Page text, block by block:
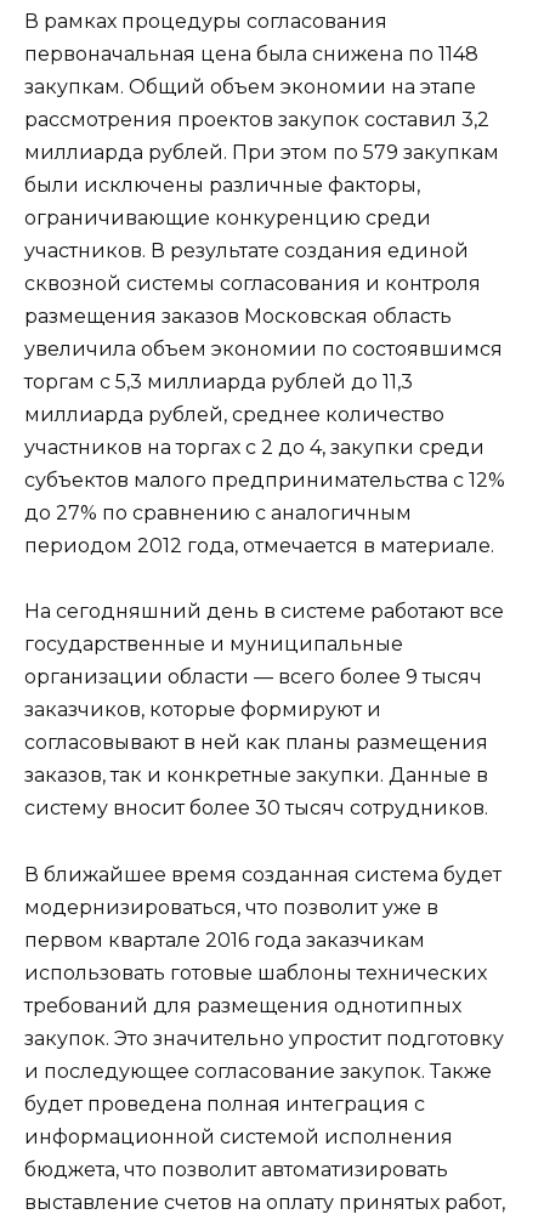
В рамках процедуры согласования
первоначальная цена была снижена по 1148
закупкам. Общий объем экономии на этапе
рассмотрения проектов закупок составил 3,2
миллиарда рублей. При этом по 579 закупкам
были исключены различные факторы,
ограничивающие конкуренцию среди
участников. В результате создания единой
сквозной системы согласования и контроля
размещения заказов Московская область
увеличила объем экономии по состоявшимся
торгам с 5,3 миллиарда рублей до 11,3
миллиарда рублей, среднее количество
участников на торгах с 2 до 4, закупки среди
субъектов малого предпринимательства с 12%
до 27% по сравнению с аналогичным
периодом 2012 года, отмечается в материале.
На сегодняшний день в системе работают все
государственные и муниципальные
организации области — всего более 9 тысяч
заказчиков, которые формируют и
согласовывают в ней как планы размещения
заказов, так и конкретные закупки. Данные в
систему вносит более 30 тысяч сотрудников.
В ближайшее время созданная система будет
модернизироваться, что позволит уже в
первом квартале 2016 года заказчикам
использовать готовые шаблоны технических
требований для размещения однотипных
закупок. Это значительно упростит подготовку
и последующее согласование закупок. Также
будет проведена полная интеграция с
информационной системой исполнения
бюджета, что позволит автоматизировать
выставление счетов на оплату принятых работ,